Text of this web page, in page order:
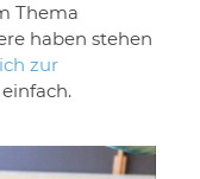
Thema
haben stehen
zur